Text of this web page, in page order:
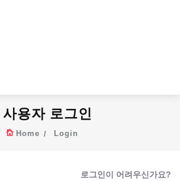
사용자 로그인
Home Login
로그인이 어려우신가요?